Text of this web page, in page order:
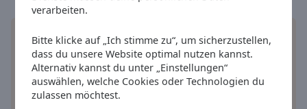
verarbeiten.
Bitte klicke auf „Ich stimme zu“, um sicherzustellen,
dass du unsere Website optimal nutzen kannst.
Alternativ kannst du unter „Einstellungen“
auswählen, welche Cookies oder Technologien du
zulassen möchtest.
Family
Installieren Sie gratisGratisappauf Ihrem
Smartphone die Online Radio Box-App und hören
Sie Ihr Lieblingsradio online an, wo Sie immer
wollen.